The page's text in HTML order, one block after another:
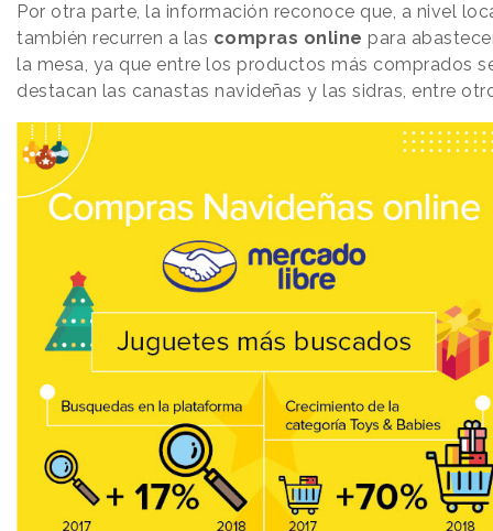
Por otra parte, la información reconoce que, a nivel
también recurren a las compras online para
la mesa, ya que entre los productos más comprados
destacan las canastas navideñas y las sidras, entre